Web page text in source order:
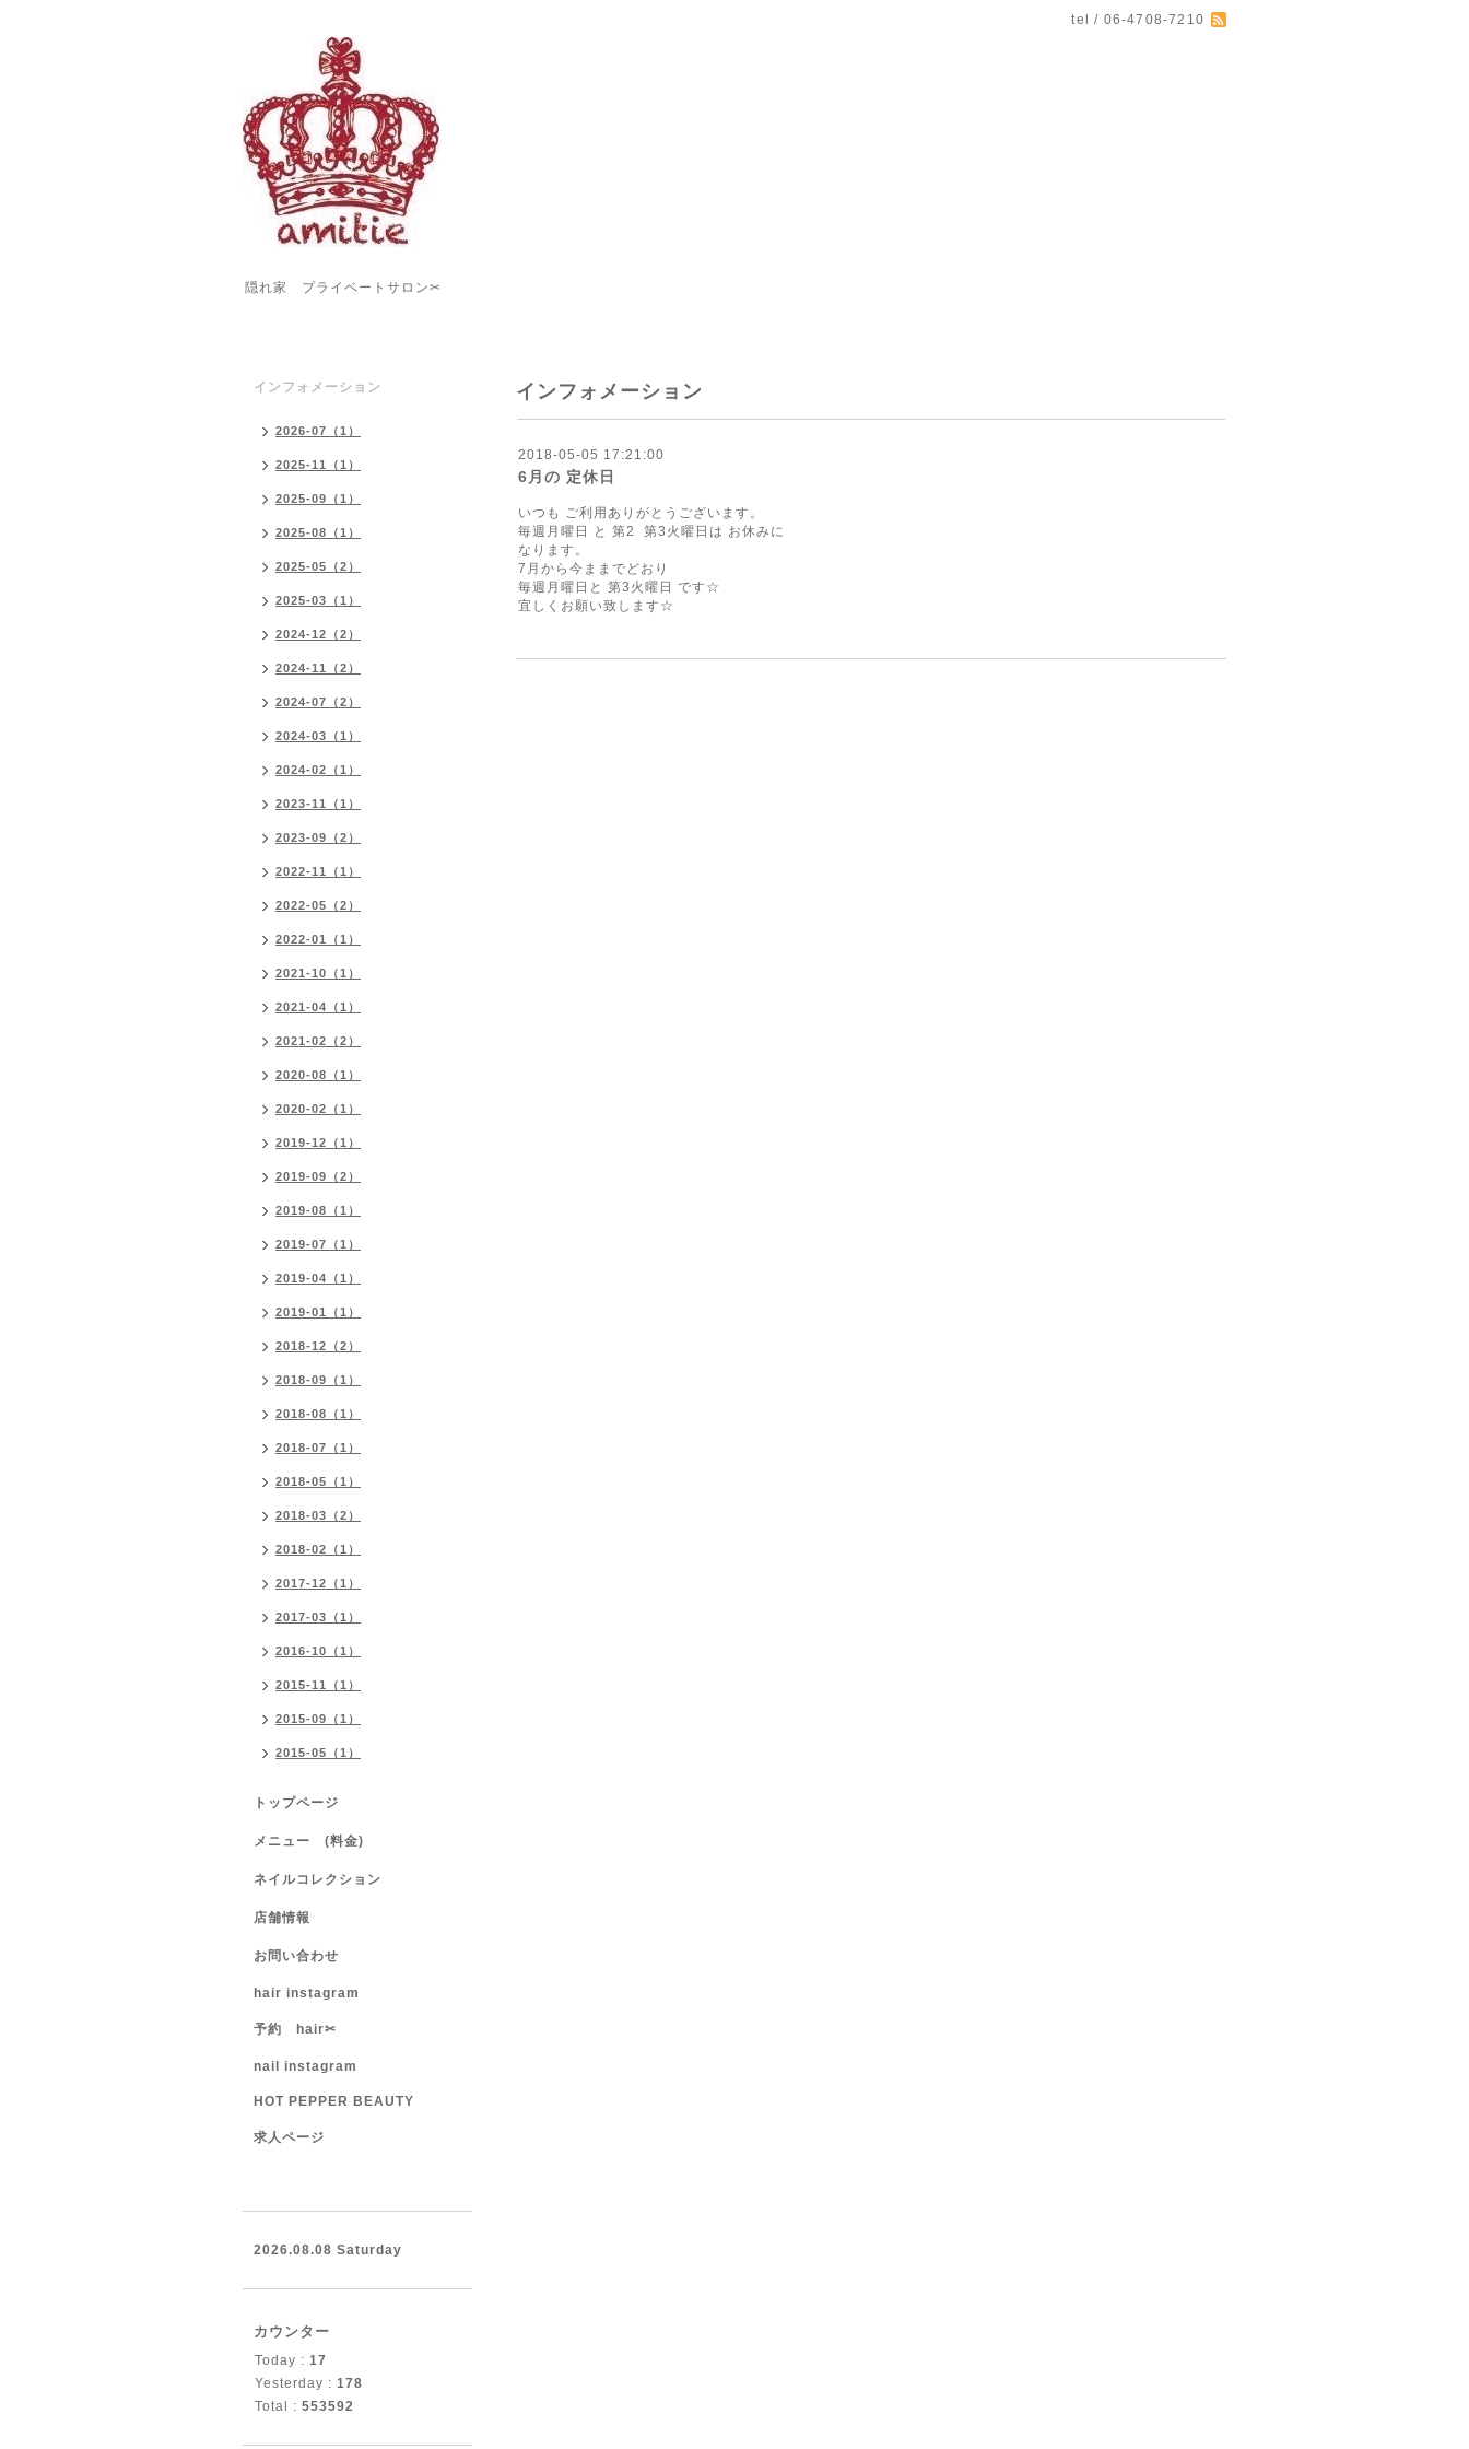
tel / 06-4708-7210
隠れ家 プライベートサロン✂︎
インフォメーション
2018-05-05 17:21:00
6月の 定休日
いつも ご利用ありがとうございます。
毎週月曜日 と 第2 第3火曜日は お休みに
なります。
7月から今ままでどおり
毎週月曜日と 第3火曜日 です☆
宜しくお願い致します☆
インフォメーション
2026-07（1）
2025-11（1）
2025-09（1）
2025-08（1）
2025-05（2）
2025-03（1）
2024-12（2）
2024-11（2）
2024-07（2）
2024-03（1）
2024-02（1）
2023-11（1）
2023-09（2）
2022-11（1）
2022-05（2）
2022-01（1）
2021-10（1）
2021-04（1）
2021-02（2）
2020-08（1）
2020-02（1）
2019-12（1）
2019-09（2）
2019-08（1）
2019-07（1）
2019-04（1）
2019-01（1）
2018-12（2）
2018-09（1）
2018-08（1）
2018-07（1）
2018-05（1）
2018-03（2）
2018-02（1）
2017-12（1）
2017-03（1）
2016-10（1）
2015-11（1）
2015-09（1）
2015-05（1）
トップページ
メニュー (料金)
ネイルコレクション
店舗情報
お問い合わせ
hair instagram
予約 hair✂︎
nail instagram
HOT PEPPER BEAUTY
求人ページ
2026.08.08 Saturday
カウンター
Today : 17
Yesterday : 178
Total : 553592